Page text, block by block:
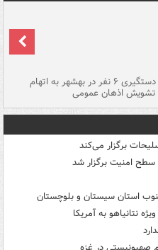
دستگیری ۶ نفر در بهشهر به اتهام
تشویش اذهان عمومی
برگزار می‌کند
استان سیستان و بلوچستان
نتانیاهو به آمریکا